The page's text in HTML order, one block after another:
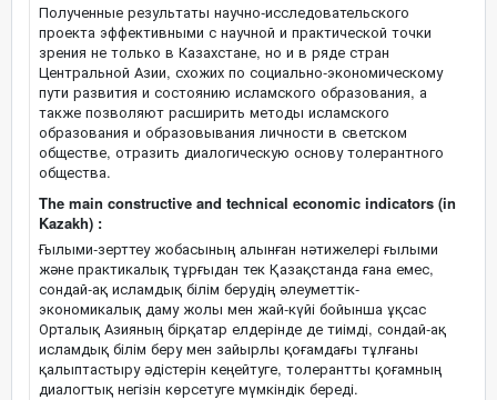
Полученные результаты научно-исследовательского
проекта эффективными с научной и практической точки
зрения не только в Казахстане, но и в ряде стран
Центральной Азии, схожих по социально-экономическому
пути развития и состоянию исламского образования, а
также позволяют расширить методы исламского
образования и образовывания личности в светском
обществе, отразить диалогическую основу толерантного
общества.
The main constructive and technical economic indicators (in
Kazakh) :
Ғылыми-зерттеу жобасының алынған нәтижелері ғылыми
және практикалық тұрғыдан тек Қазақстанда ғана емес,
сондай-ақ исламдық білім берудің әлеуметтік-
экономикалық даму жолы мен жай-күйі бойынша ұқсас
Орталық Азияның бірқатар елдерінде де тиімді, сондай-ақ
исламдық білім беру мен зайырлы қоғамдағы тұлғаны
қалыптастыру әдістерін кеңейтуге, толерантты қоғамның
диалогтық негізін көрсетуге мүмкіндік береді.